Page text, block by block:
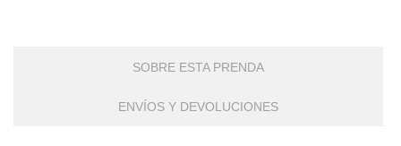
SOBRE ESTA PRENDA
ENVÍOS Y DEVOLUCIONES